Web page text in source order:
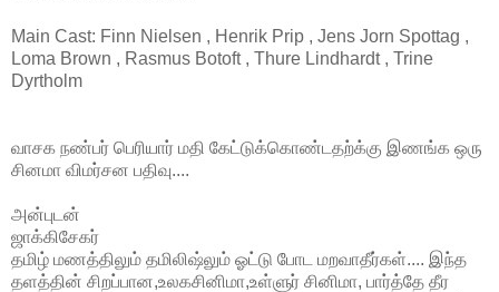
Main Cast: Finn Nielsen , Henrik Prip , Jens Jorn Spottag ,
Loma Brown , Rasmus Botoft , Thure Lindhardt , Trine
Dyrtholm
வாசக நண்பர் பெரியார் மதி கேட்டுக்கொண்டதற்க்கு இணங்க ஒரு
சினமா விமர்சன பதிவு....
அன்புடன்
ஜாக்கிசேகர்
தமிழ் மணத்திலும் தமிலிஷ்லும் ஓட்டு போட மறவாதீர்கள்.... இந்த
தளத்தின் சிறப்பான,உலகசினிமா,உள்ளுர் சினிமா, பார்த்தே தீர